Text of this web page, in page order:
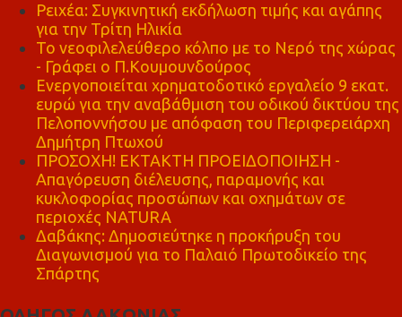
Ρειχέα: Συγκινητική εκδήλωση τιμής και αγάπης
για την Τρίτη Ηλικία
Το νεοφιλελεύθερο κόλπο με το Νερό της χώρας
- Γράφει ο Π.Κουμουνδούρος
Ενεργοποιείται χρηματοδοτικό εργαλείο 9 εκατ.
ευρώ για την αναβάθμιση του οδικού δικτύου της
Πελοποννήσου με απόφαση του Περιφερειάρχη
Δημήτρη Πτωχού
ΠΡΟΣΟΧΗ! ΕΚΤΑΚΤΗ ΠΡΟΕΙΔΟΠΟΙΗΣΗ -
Απαγόρευση διέλευσης, παραμονής και
κυκλοφορίας προσώπων και οχημάτων σε
περιοχές NATURA
Δαβάκης: Δημοσιεύτηκε η προκήρυξη του
Διαγωνισμού για το Παλαιό Πρωτοδικείο της
Σπάρτης